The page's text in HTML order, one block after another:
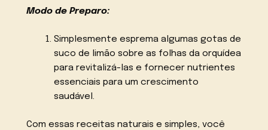
Modo de Preparo:
Simplesmente esprema algumas gotas de
suco de limão sobre as folhas da orquídea
para revitalizá-las e fornecer nutrientes
essenciais para um crescimento
saudável.
Com essas receitas naturais e simples, você